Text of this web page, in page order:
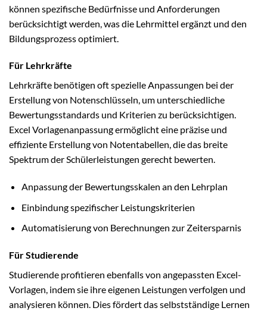
können spezifische Bedürfnisse und Anforderungen
berücksichtigt werden, was die Lehrmittel ergänzt und den
Bildungsprozess optimiert.
Für Lehrkräfte
Lehrkräfte benötigen oft spezielle Anpassungen bei der
Erstellung von Notenschlüsseln, um unterschiedliche
Bewertungsstandards und Kriterien zu berücksichtigen.
Excel Vorlagenanpassung ermöglicht eine präzise und
effiziente Erstellung von Notentabellen, die das breite
Spektrum der Schülerleistungen gerecht bewerten.
Anpassung der Bewertungsskalen an den Lehrplan
Einbindung spezifischer Leistungskriterien
Automatisierung von Berechnungen zur Zeitersparnis
Für Studierende
Studierende profitieren ebenfalls von angepassten Excel-
Vorlagen, indem sie ihre eigenen Leistungen verfolgen und
analysieren können. Dies fördert das selbstständige Lernen